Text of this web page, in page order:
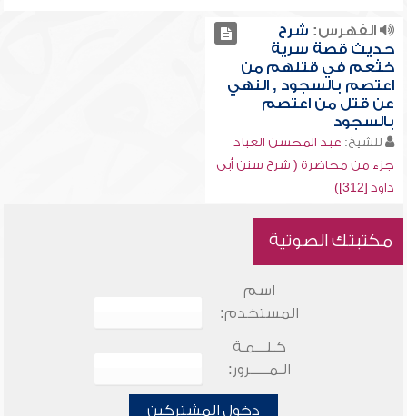
الفهرس: شرح
حديث قصة سرية
خثعم في قتلهم من
اعتصم بالسجود , النهي
عن قتل من اعتصم
بالسجود
للشيخ: عبد المحسن العباد
جزء من محاضرة ( شرح سنن أبي
داود [312])
مكتبتك الصوتية
اسم
المستخدم:
كـلـــمـة
الـمـــــرور:
دخول المشتركين